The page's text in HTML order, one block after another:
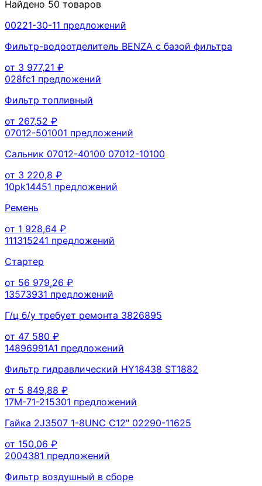
Найдено 50 товаров
00221-30-11 предложений
Фильтр-водоотделитель BENZA с базой фильтра
от 3 977,21 ₽
028fc1 предложений
Фильтр топливный
от 267,52 ₽
07012-501001 предложений
Сальник 07012-40100 07012-10100
от 3 220,8 ₽
10pk14451 предложений
Ремень
от 1 928,64 ₽
111315241 предложений
Стартер
от 56 979,26 ₽
13573931 предложений
Г/ц б/у требует ремонта 3826895
от 47 580 ₽
14896991A1 предложений
Фильтр гидравлический HY18438 ST1882
от 5 849,88 ₽
17M-71-215301 предложений
Гайка 2J3507 1-8UNC C12" 02290-11625
от 150,06 ₽
2004381 предложений
Фильтр воздушный в сборе